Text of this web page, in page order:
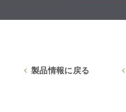
製品情報に戻る